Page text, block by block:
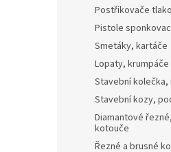
Postřikovače
Pistole
Smetáky, kartáče
Lopaty, krumpáče
Stavební
Stavební kozy,
Diamantové
kotouče
Řezné a brusné